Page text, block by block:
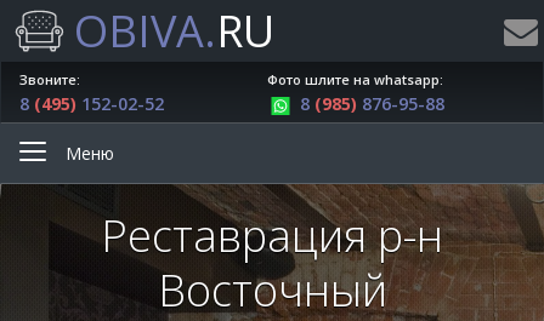
OBIVA.RU
Звоните:
8 (495) 152-02-52
Фото шлите на whatsapp:
8 (985) 876-95-88
Меню
Реставрация р-н
Восточный